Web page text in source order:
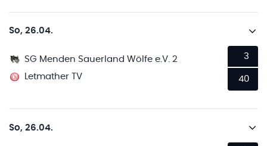
So, 26.04.
SG Menden Sauerland Wölfe e.V. 2
Letmather TV
3
40
So, 26.04.